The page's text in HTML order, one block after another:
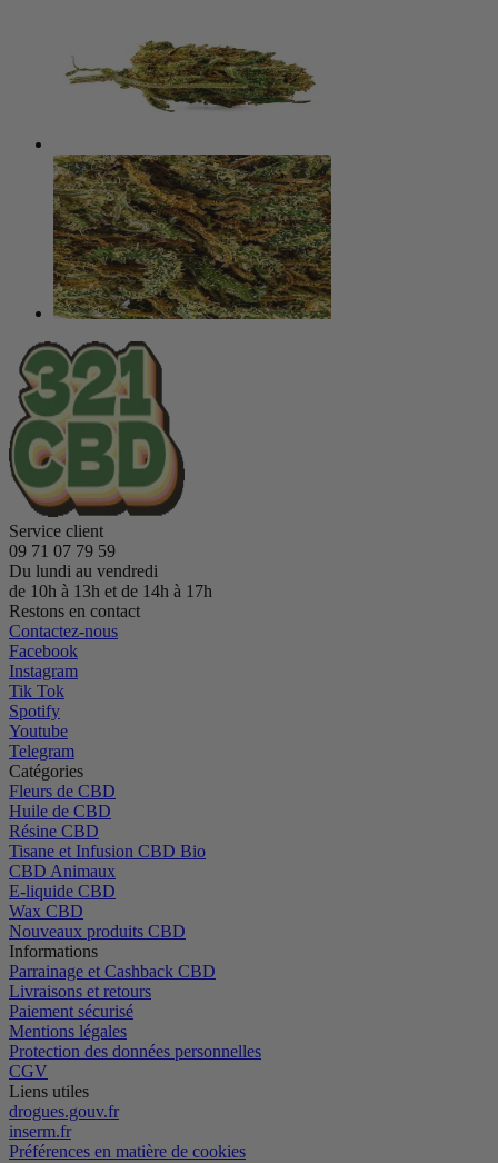
Service client
09 71 07 79 59
Du lundi au vendredi
de 10h à 13h et de 14h à 17h
Restons en contact
Contactez-nous
Facebook
Instagram
Tik Tok
Spotify
Youtube
Telegram
Catégories
Fleurs de CBD
Huile de CBD
Résine CBD
Tisane et Infusion CBD Bio
CBD Animaux
E-liquide CBD
Wax CBD
Nouveaux produits CBD
Informations
Parrainage et Cashback CBD
Livraisons et retours
Paiement sécurisé
Mentions légales
Protection des données personnelles
CGV
Liens utiles
drogues.gouv.fr
inserm.fr
Préférences en matière de cookies